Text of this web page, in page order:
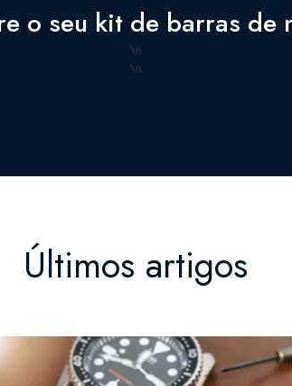
o seu kit de barras de
\n
\n
Últimos artigos